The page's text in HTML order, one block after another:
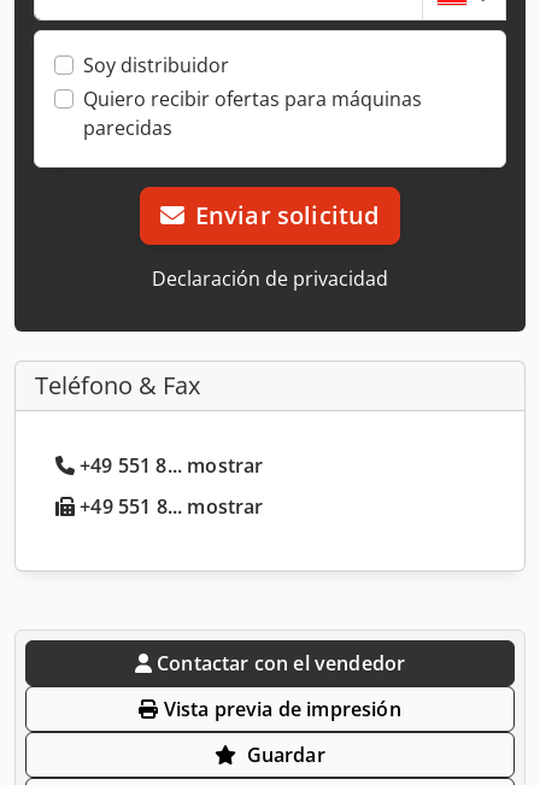
Soy distribuidor
Quiero recibir ofertas para máquinas
parecidas
Enviar solicitud
Declaración de privacidad
Teléfono & Fax
+49 551 8... mostrar
+49 551 8... mostrar
Contactar con el vendedor
Vista previa de impresión
Guardar